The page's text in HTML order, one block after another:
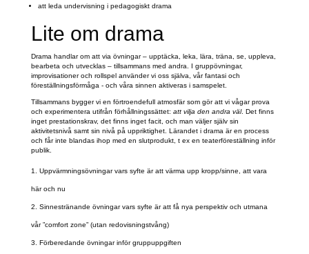
att leda undervisning i pedagogiskt drama
Lite om drama
Drama handlar om att via övningar – upptäcka, leka, lära, träna, se, uppleva,
bearbeta och utvecklas – tillsammans med andra. I gruppövningar,
improvisationer och rollspel använder vi oss själva, vår fantasi och
föreställningsförmåga - och våra sinnen aktiveras i samspelet.
Tillsammans bygger vi en förtroendefull atmosfär som gör att vi vågar prova
och experimentera utifrån förhållningssättet: att vilja den andra väl. Det finns
inget prestationskrav, det finns inget facit, och man väljer själv sin
aktivitetsnivå samt sin nivå på uppriktighet. Lärandet i drama är en process
och får inte blandas ihop med en slutprodukt, t ex en teaterföreställning inför
publik.
Uppvärmningsövningar vars syfte är att värma upp kropp/sinne, att vara
här och nu
Sinnestränande övningar vars syfte är att få nya perspektiv och utmana
vår ”comfort zone” (utan redovisningstvång)
Förberedande övningar inför gruppuppgiften